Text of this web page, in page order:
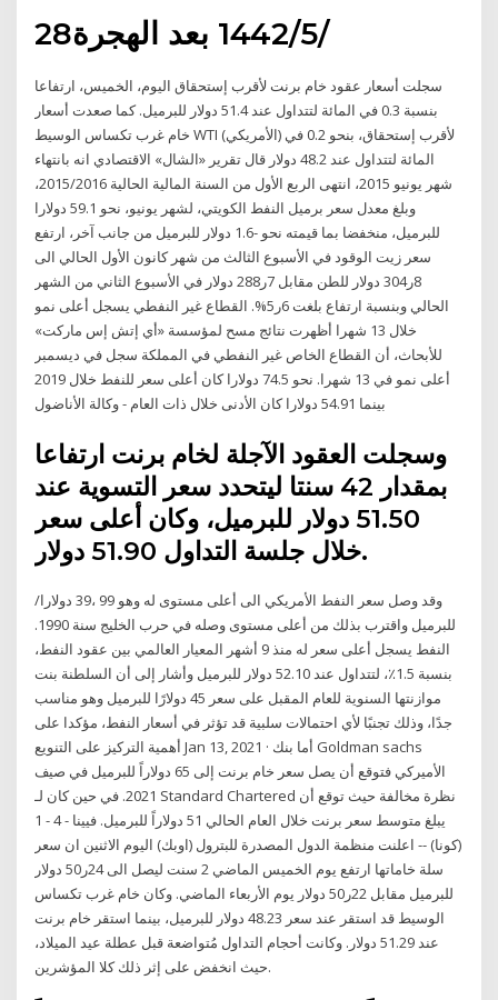
28‏‏/5‏‏/1442 بعد الهجرة
سجلت أسعار عقود خام برنت لأقرب إستحقاق اليوم، الخميس، ارتفاعا
بنسبة 0.3 في المائة لتتداول عند 51.4 دولار للبرميل. كما صعدت أسعار
خام غرب تكساس الوسيط WTI (الأمريكي) لأقرب إستحقاق، بنحو 0.2 في
المائة لتتداول عند 48.2 دولار قال تقرير «الشال» الاقتصادي انه بانتهاء
شهر يونيو 2015، انتهى الربع الأول من السنة المالية الحالية 2015/2016،
وبلغ معدل سعر برميل النفط الكويتي، لشهر يونيو، نحو 59.1 دولارا
للبرميل، منخفضا بما قيمته نحو -1.6 دولار للبرميل من جانب آخر، ارتفع
سعر زيت الوقود في الأسبوع الثالث من شهر كانون الأول الحالي الى
8ر304 دولار للطن مقابل 7ر288 دولار في الأسبوع الثاني من الشهر
الحالي وبنسبة ارتفاع بلغت 6ر5%. القطاع غير النفطي يسجل أعلى نمو
خلال 13 شهرا أظهرت نتائج مسح لمؤسسة «أي إتش إس ماركت»
للأبحاث، أن القطاع الخاص غير النفطي في المملكة سجل في ديسمبر
أعلى نمو في 13 شهرا. نحو 74.5 دولارا كان أعلى سعر للنفط خلال 2019
بينما 54.91 دولارا كان الأدنى خلال ذات العام - وكالة الأناضول
وسجلت العقود الآجلة لخام برنت ارتفاعا
بمقدار 42 سنتا ليتحدد سعر التسوية عند
51.50 دولار للبرميل، وكان أعلى سعر
خلال جلسة التداول 51.90 دولار.
وقد وصل سعر النفط الأمريكي الى أعلى مستوى له وهو 99 ،39 دولارا/
للبرميل واقترب بذلك من أعلى مستوى وصله في حرب الخليج سنة 1990.
النفط يسجل أعلى سعر له منذ 9 أشهر المعيار العالمي بين عقود النفط،
بنسبة 1.5٪، لتتداول عند 52.10 دولار للبرميل وأشار إلى أن السلطنة بنت
موازنتها السنوية للعام المقبل على سعر 45 دولارًا للبرميل وهو مناسب
جدًا، وذلك تجنبًا لأي احتمالات سلبية قد تؤثر في أسعار النفط، مؤكدا على
أهمية التركيز على التنويع Jan 13, 2021 · أما بنك Goldman sachs
الأميركي فتوقع أن يصل سعر خام برنت إلى 65 دولاراً للبرميل في صيف
2021. في حين كان لـ Standard Chartered نظرة مخالفة حيث توقع أن
يبلغ متوسط سعر برنت خلال العام الحالي 51 دولاراً للبرميل. فيينا - 4 - 1
(كونا) -- اعلنت منظمة الدول المصدرة للبترول (اوبك) اليوم الاثنين ان سعر
سلة خاماتها ارتفع يوم الخميس الماضي 2 سنت ليصل الى 24ر50 دولار
للبرميل مقابل 22ر50 دولار يوم الأربعاء الماضي. وكان خام غرب تكساس
الوسيط قد استقر عند سعر 48.23 دولار للبرميل، بينما استقر خام برنت
عند 51.29 دولار. وكانت أحجام التداول مُتواضعة قبل عطلة عيد الميلاد،
حيث انخفض على إثر ذلك كلا المؤشرين.